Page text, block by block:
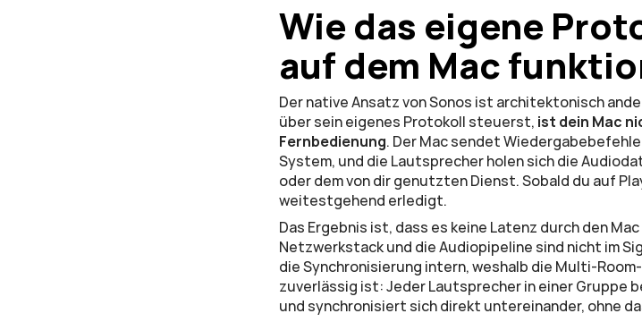
Wie das eigene
auf dem Mac
Der native Ansatz von Sonos ist architektonisch
über sein eigenes Protokoll steuerst, ist dein Mac
Fernbedienung. Der Mac sendet
System, und die Lautsprecher holen sich die
oder dem von dir genutzten Dienst. Sobald du auf
weitestgehend erledigt.
Das Ergebnis ist, dass es keine Latenz durch den
Netzwerkstack und die Audiopipeline sind nicht im
die Synchronisierung intern, weshalb die Multi-
zuverlässig ist: Jeder Lautsprecher in einer Gruppe
und synchronisiert sich direkt untereinander, ohne